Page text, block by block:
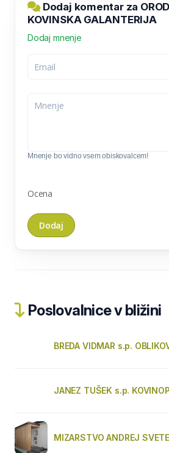
Dodaj komentar za
KOVINSKA GALANTERIJA
Dodaj mnenje
Mnenje bo vidno vsem obiskovalcem!
Ocena
Poslovalnice v bližini
BREDA VIDMAR s.p.
JANEZ TUŠEK s.p.
MIZARSTVO ANDREJ